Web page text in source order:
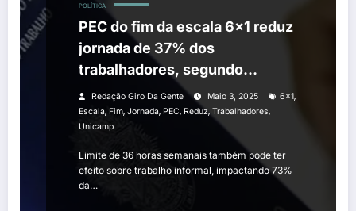
POLÍTICA
PEC do fim da escala 6×1 reduz
jornada de 37% dos
trabalhadores, segundo
Unicamp
Redação Giro Da Gente Maio 3, 2025 6×1,
Escala, Fim, Jornada, PEC, Reduz, Trabalhadores,
Unicamp
Limite de 36 horas semanais também pode ter
efeito sobre trabalho informal, impactando 73%
da…